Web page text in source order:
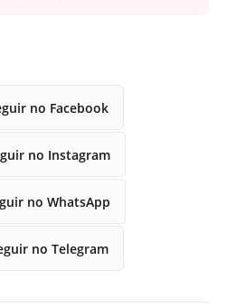
no Facebook
no Instagram
no WhatsApp
no Telegram